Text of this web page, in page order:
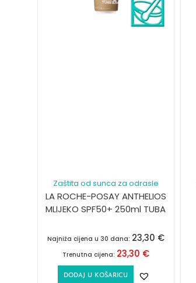
Zaštita od sunca za odrasle
LA ROCHE-POSAY ANTHELIOS
MLIJEKO SPF50+ 250ml TUBA
Najniža cijena u 30 dana: 23,30 €
Trenutna cijena: 23,30 €
DODAJ U KOŠARICU